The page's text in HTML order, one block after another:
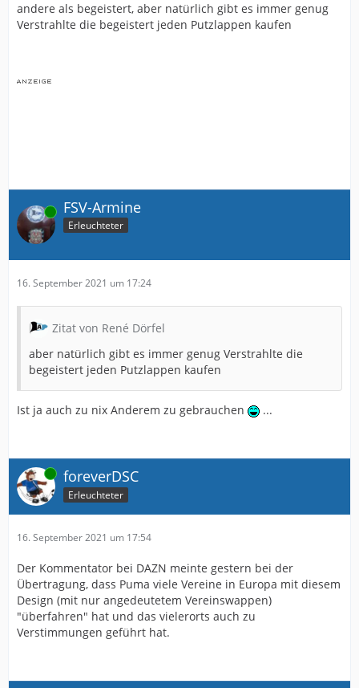
andere als begeistert, aber natürlich gibt es immer genug
Verstrahlte die begeistert jeden Putzlappen kaufen
Online FSV-Armine
Erleuchteter
16. September 2021 um 17:24
Zitat von René Dörfel
aber natürlich gibt es immer genug Verstrahlte die
begeistert jeden Putzlappen kaufen
Ist ja auch zu nix Anderem zu gebrauchen ...
Online foreverDSC
Erleuchteter
16. September 2021 um 17:54
Der Kommentator bei DAZN meinte gestern bei der
Übertragung, dass Puma viele Vereine in Europa mit diesem
Design (mit nur angedeutetem Vereinswappen)
"überfahren" hat und das vielerorts auch zu
Verstimmungen geführt hat.